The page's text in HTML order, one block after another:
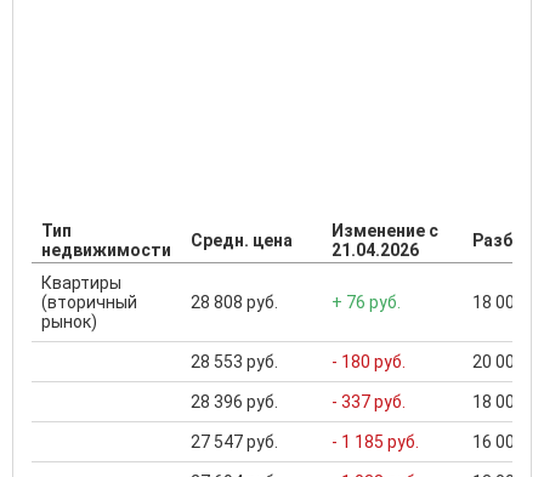
Тип
недвижимости
Средн. цена
Изменение с
21.04.2026
Квартиры
(вторичный
рынок)
28 808 руб. + 76 руб. 18 000
28 553 руб. - 180 руб. 20 000
28 396 руб. - 337 руб. 18 000
27 547 руб. - 1 185 руб. 16 000